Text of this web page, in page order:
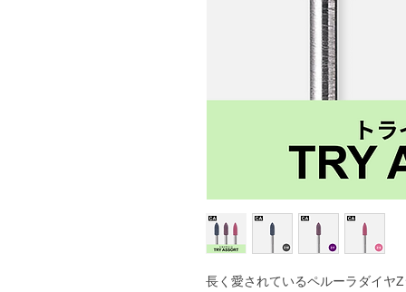
長く愛されているペルーラダイヤ